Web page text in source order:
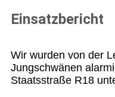
Einsatzbericht
Wir wurden von der
Jungschwänen
Staatsstraße R18